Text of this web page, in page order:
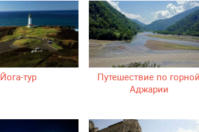
Йога-тур
Путешествие по
Аджарии